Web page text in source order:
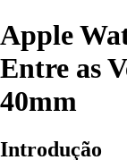
Apple
Entre as
40mm
Introdução